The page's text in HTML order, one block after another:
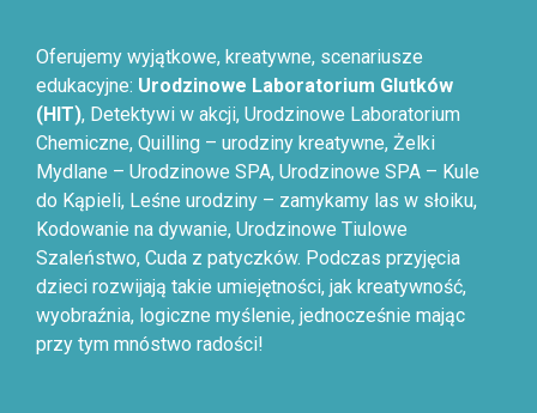
Oferujemy wyjątkowe, kreatywne, scenariusze
edukacyjne: Urodzinowe Laboratorium Glutków
(HIT), Detektywi w akcji, Urodzinowe Laboratorium
Chemiczne, Quilling – urodziny kreatywne, Żelki
Mydlane – Urodzinowe SPA, Urodzinowe SPA – Kule
do Kąpieli, Leśne urodziny – zamykamy las w słoiku,
Kodowanie na dywanie, Urodzinowe Tiulowe
Szaleństwo, Cuda z patyczków. Podczas przyjęcia
dzieci rozwijają takie umiejętności, jak kreatywność,
wyobraźnia, logiczne myślenie, jednocześnie mając
przy tym mnóstwo radości!